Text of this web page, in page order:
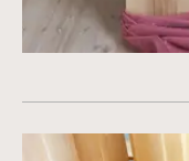
Vergrößerte